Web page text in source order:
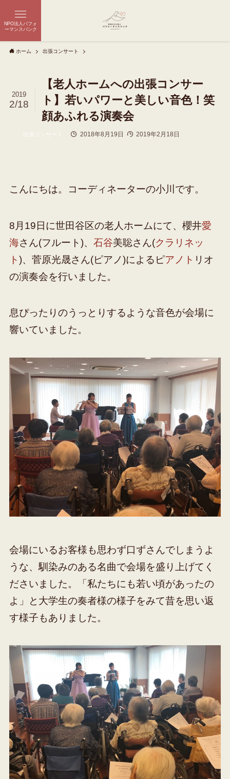
NPO法人パフォ
ーマンスバンク
ホーム 出張コンサート
【老人ホームへの出張コンサー
ト】若いパワーと美しい音色！笑
顔あふれる演奏会
2019
2/18
出張コンサート 2018年8月19日 2019年2月18日
こんにちは。コーディネーターの小川です。
8月19日に世田谷区の老人ホームにて、櫻井愛
海さん(フルート)、 石谷美聡さん(クラリネッ
ト)、菅原光晟さん(ピアノ)によるピアノト リオ
の演奏会を行いました。
息ぴったりのうっとりするような音色が会場に
響いていました。
会場にいるお客様も思わず口ずさんでしまうよ
うな、馴染みのある名曲で会場を盛り上げてく
ださいました。「私たちにも若い頃があったの
よ」と大学生の奏者様の様子をみて昔を思い返
す様子もありました。